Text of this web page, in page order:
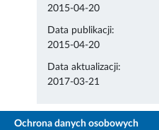
2015-04-20
Data publikacji:
2015-04-20
Data aktualizacji:
2017-03-21
Ochrona danych osobowych